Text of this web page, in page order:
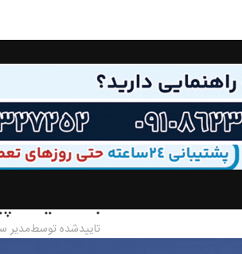
محاسبه مالیات
تاییدشده توسطمدیر